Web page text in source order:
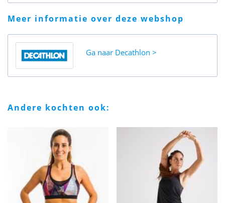
meer informatie over deze webshop
Ga naar Decathlon
andere kochten ook: